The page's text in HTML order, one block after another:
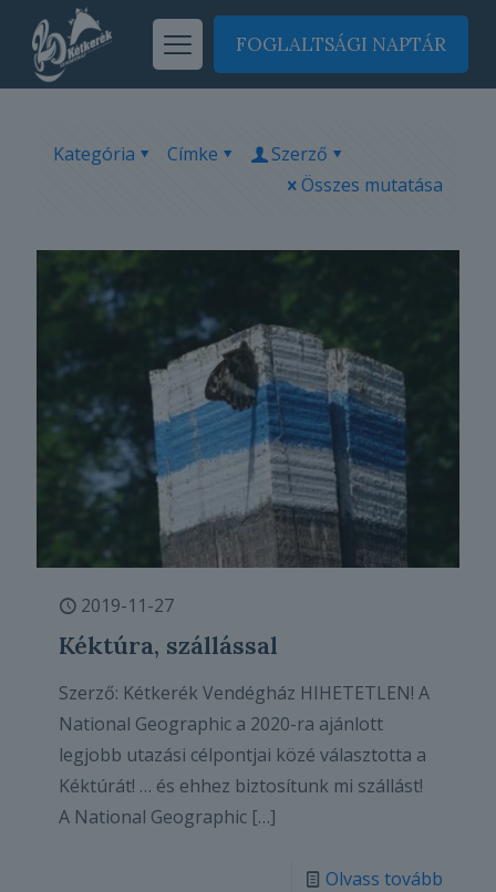
FOGLALTSÁGI NAPTÁR
Kategória Címke
Szerző
Összes mutatása
2019-11-27
Kéktúra, szállással
Szerző: Kétkerék Vendégház HIHETETLEN! A
National Geographic a 2020-ra ajánlott
legjobb utazási célpontjai közé választotta a
Kéktúrát! … és ehhez biztosítunk mi szállást!
A National Geographic […]
Olvass tovább